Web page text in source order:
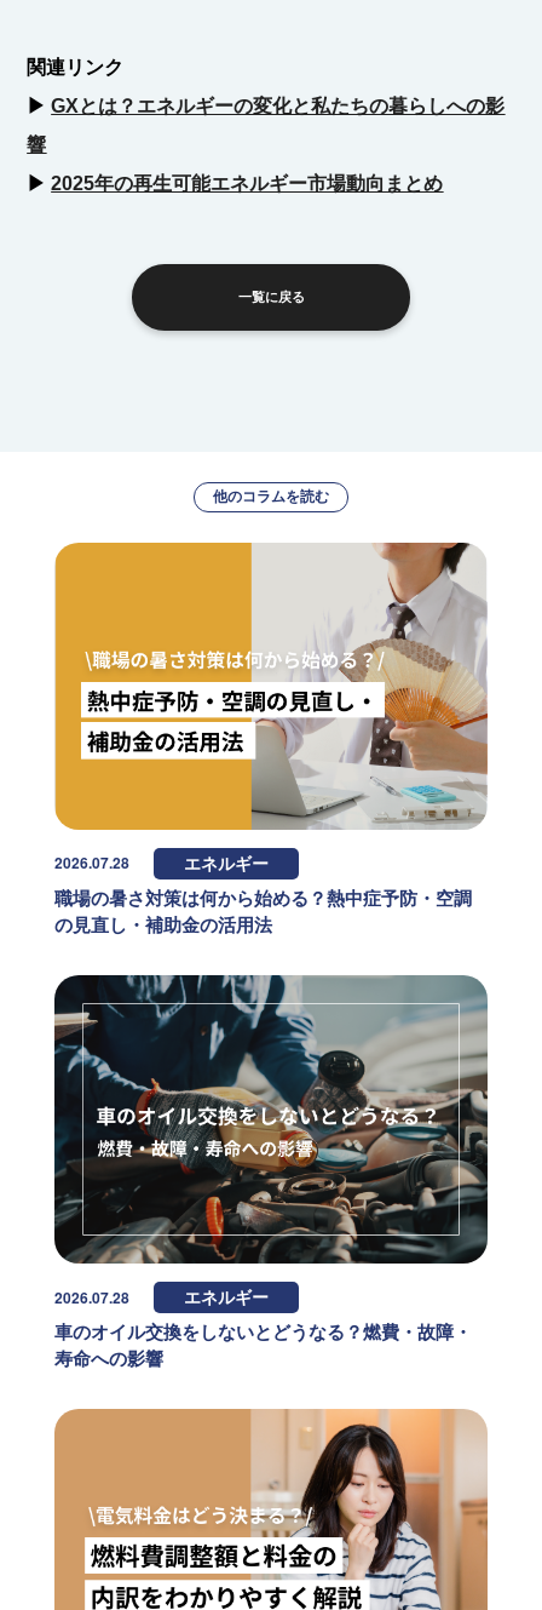
関連リンク
▶︎ GXとは？エネルギーの変化と私たちの暮らしへの影
響
▶︎ 2025年の再生可能エネルギー市場動向まとめ
一覧に戻る
他のコラムを読む
2026.07.28 エネルギー
職場の暑さ対策は何から始める？熱中症予防・空調
の見直し・補助金の活用法
2026.07.28 エネルギー
車のオイル交換をしないとどうなる？燃費・故障・
寿命への影響